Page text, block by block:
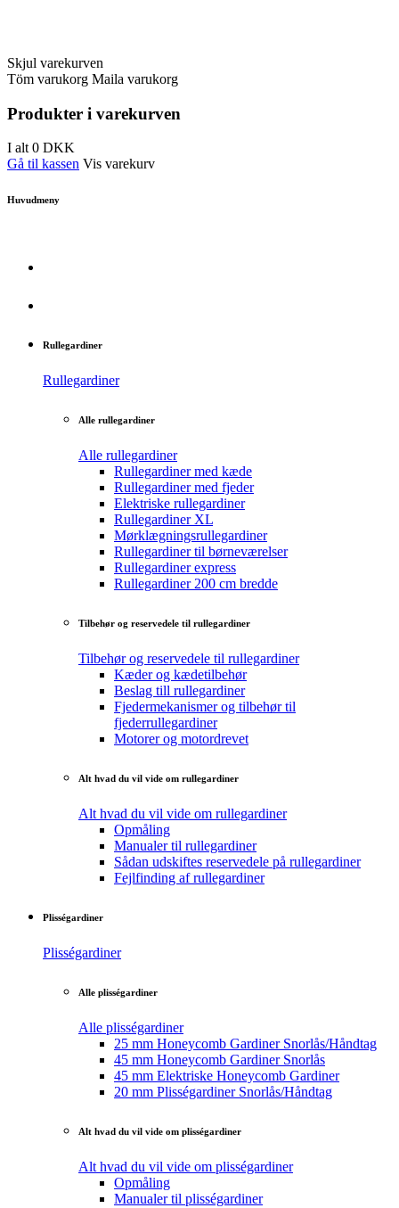
Skjul varekurven
Töm varukorg Maila varukorg
Produkter i varekurven
I alt0 DKK
Gå til kassen Vis varekurv
Huvudmeny
Rullegardiner
Rullegardiner
Alle rullegardiner
Alle rullegardiner
Rullegardiner med kæde
Rullegardiner med fjeder
Elektriske rullegardiner
Rullegardiner XL
Mørklægningsrullegardiner
Rullegardiner til børneværelser
Rullegardiner express
Rullegardiner 200 cm bredde
Tilbehør og reservedele til rullegardiner
Tilbehør og reservedele til rullegardiner
Kæder og kædetilbehør
Beslag till rullegardiner
Fjedermekanismer og tilbehør til
fjederrullegardiner
Motorer og motordrevet
Alt hvad du vil vide om rullegardiner
Alt hvad du vil vide om rullegardiner
Opmåling
Manualer til rullegardiner
Sådan udskiftes reservedele på rullegardiner
Fejlfinding af rullegardiner
Plisségardiner
Plisségardiner
Alle plisségardiner
Alle plisségardiner
25 mm Honeycomb Gardiner Snorlås/Håndtag
45 mm Honeycomb Gardiner Snorlås
45 mm Elektriske Honeycomb Gardiner
20 mm Plisségardiner Snorlås/Håndtag
Alt hvad du vil vide om plisségardiner
Alt hvad du vil vide om plisségardiner
Opmåling
Manualer til plisségardiner